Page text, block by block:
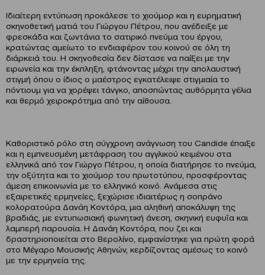
Ιδιαίτερη εντύπωση προκάλεσε το χιούμορ και η ευρηματική
σκηνοθετική ματιά του Γιώργου Πέτρου, που ανέδειξε με
φρεσκάδα και ζωντάνια το σατιρικό πνεύμα του έργου,
κρατώντας αμείωτο το ενδιαφέρον του κοινού σε όλη τη
διάρκειά του. Η σκηνοθεσία δεν δίστασε να παίξει με την
ειρωνεία και την έκπληξη, φτάνοντας μέχρι την απολαυστική
στιγμή όπου ο ίδιος ο μαέστρος εγκατέλειψε στιγμιαία το
πόντιουμ για να χορέψει τάνγκο, αποσπώντας αυθόρμητα γέλια
και θερμό χειροκρότημα από την αίθουσα.
Καθοριστικό ρόλο στη σύγχρονη ανάγνωση του Candide έπαιξε
και η εμπνευσμένη μετάφραση του αγγλικού κειμένου στα
ελληνικά από τον Γιώργο Πέτρου, η οποία διατήρησε το πνεύμα,
την οξύτητα και το χιούμορ του πρωτοτύπου, προσφέροντας
άμεση επικοινωνία με το ελληνικό κοινό. Ανάμεσα στις
εξαιρετικές ερμηνείες, ξεχώρισε ιδιαιτέρως η σοπράνο
κολορατούρα Δανάη Κοντόρα, μια αληθινή αποκάλυψη της
βραδιάς, με εντυπωσιακή φωνητική άνεση, σκηνική ευφυΐα και
λαμπερή παρουσία. Η Δανάη Κοντόρα, που ζει και
δραστηριοποιείται στο Βερολίνο, εμφανίστηκε για πρώτη φορά
στο Μέγαρο Μουσικής Αθηνών, κερδίζοντας αμέσως το κοινό
με την ερμηνεία της.